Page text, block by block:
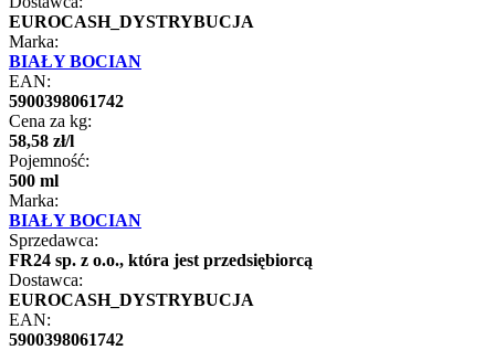
EUROCASH_DYSTRYBUCJA
Marka:
BIAŁY BOCIAN
EAN:
5900398061742
Cena za kg:
58,58 zł/l
Pojemność:
500 ml
Marka:
BIAŁY BOCIAN
Sprzedawca:
FR24 sp. z o.o., która jest przedsiębiorcą
Dostawca:
EUROCASH_DYSTRYBUCJA
EAN:
5900398061742